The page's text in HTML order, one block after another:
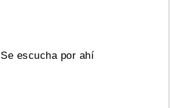
Se escucha por ahí